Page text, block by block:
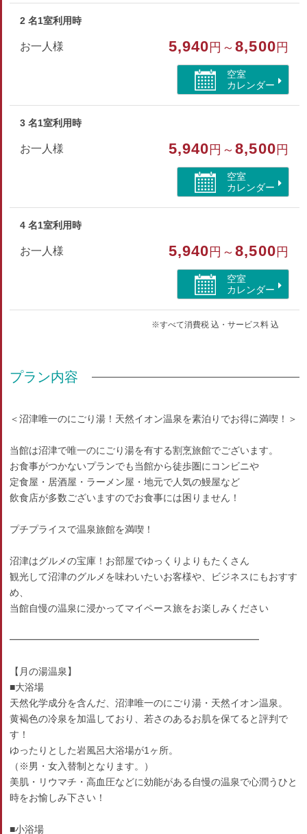
和室
洗浄機付トイレ/空気清浄機付
2 名1室利用時
お一人様 5,940 円～8,500 円
空室
カレンダー
3 名1室利用時
お一人様 5,940 円～8,500 円
空室
カレンダー
4 名1室利用時
お一人様 5,940 円～8,500 円
空室
カレンダー
※すべて消費税 込・サービス料 込
プラン内容
＜沼津唯一のにごり湯！天然イオン温泉を素泊りでお得に満喫！＞
当館は沼津で唯一のにごり湯を有する割烹旅館でございます。
お食事がつかないプランでも当館から徒歩圏にコンビニや
定食屋・居酒屋・ラーメン屋・地元で人気の鰻屋など
飲食店が多数ございますのでお食事には困りません！
プチプライスで温泉旅館を満喫！
沼津はグルメの宝庫！お部屋でゆっくりよりもたくさん
観光して沼津のグルメを味わいたいお客様や、ビジネスにもおすす
め、
当館自慢の温泉に浸かってマイペース旅をお楽しみください
━━━━━━━━━━━━━━━━━━━━━━━━━━
【月の湯温泉】
■大浴場
天然化学成分を含んだ、沼津唯一のにごり湯・天然イオン温泉。
黄褐色の冷泉を加温しており、若さのあるお肌を保てると評判で
す！
ゆったりとした岩風呂大浴場が1ヶ所。
（※男・女入替制となります。）
美肌・リウマチ・高血圧などに効能がある自慢の温泉で心潤うひと
時をお愉しみ下さい！
■小浴場